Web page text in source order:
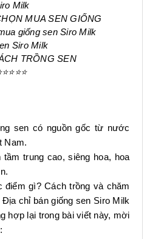
Milk
MUA SEN GIỐNG
giống sen Siro Milk
Siro Milk
TRỒNG SEN
sen có nguồn gốc từ nước
Nam.
trung cao, siêng hoa, hoa
điểm gì? Cách trồng và chăm
chỉ bán giống sen Siro Milk
hợp lại trong bài viết này, mời